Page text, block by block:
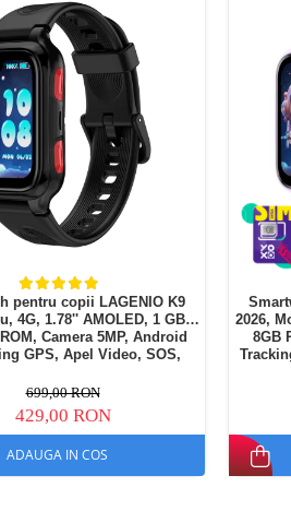
Ceasuri
si Inele
smart,
bratari
fitness
Trotinete
electrice
si
accesorii
copii LAGENIO K9
4G, 1.78'' AMOLED, 1 GB
Camera 5MP, Android
GPS, Apel Video, SOS,
699,00 RON
429,00 RON
ADAUGA IN COS
2026,
8GB